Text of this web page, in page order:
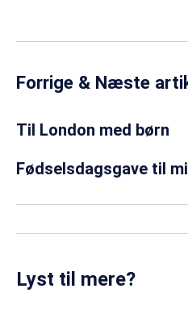
Forrige & Næste
Til London med børn
Fødselsdagsgave til
Lyst til mere?